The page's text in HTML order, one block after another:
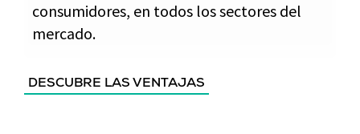
consumidores, en todos los sectores del
mercado.
DESCUBRE LAS VENTAJAS